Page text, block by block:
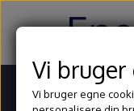
Vi bruger
Vi bruger egne